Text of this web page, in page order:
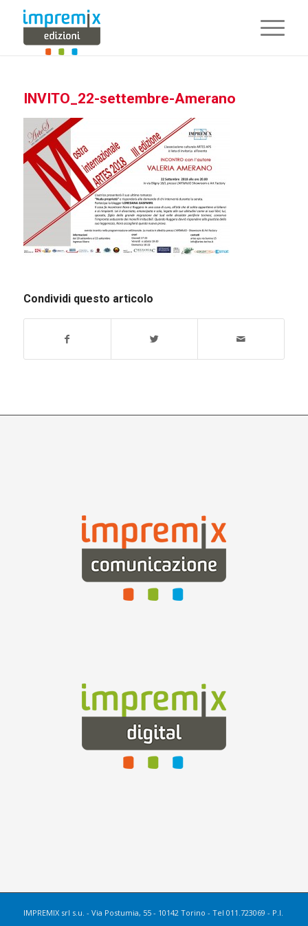
INVITO_22-settembre-Amerano
Condividi questo articolo
IMPREMIX srl s.u. - Via Postumia, 55 - 10142 Torino - Tel 011.723069 - P.I.